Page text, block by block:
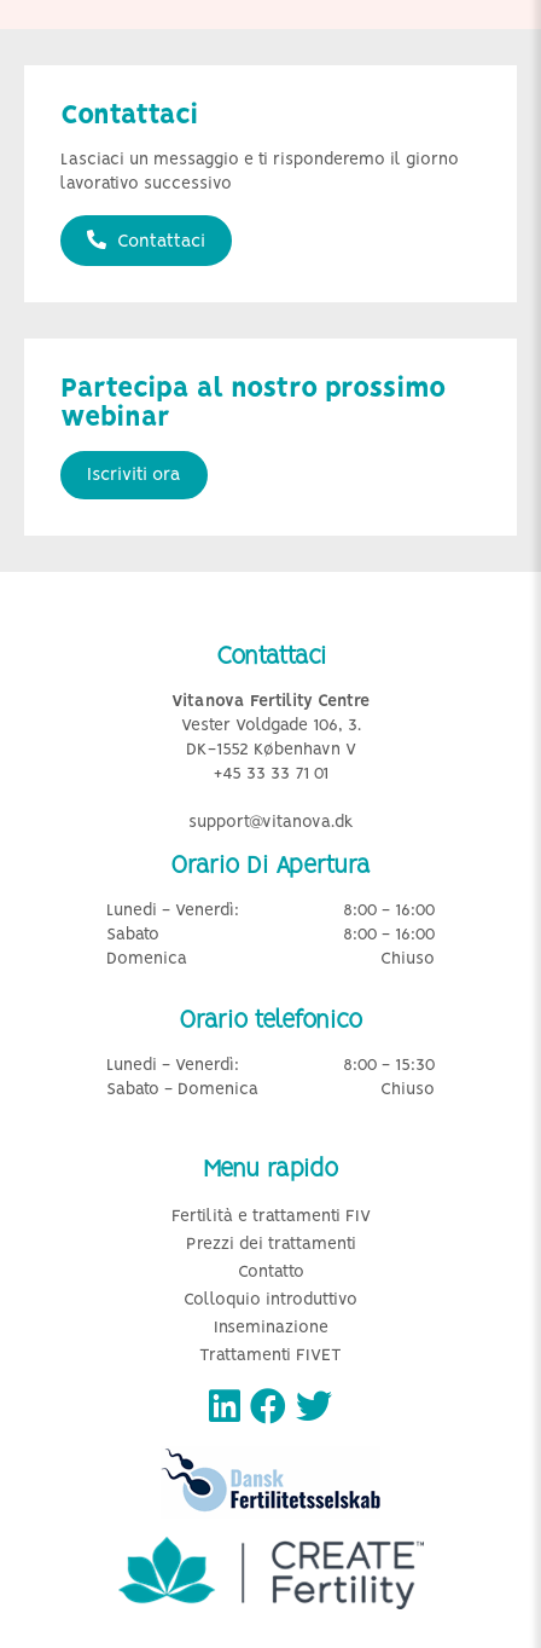
Contattaci
Lasciaci un messaggio e ti risponderemo il giorno
lavorativo successivo
Contattaci
Partecipa al nostro prossimo
webinar
Iscriviti ora
Contattaci
Vitanova Fertility Centre
Vester Voldgade 106, 3.
DK-1552 København V
+45 33 33 71 01
support@vitanova.dk
Orario Di Apertura
Lunedi - Venerdì:
8:00 - 16:00
Sabato
8:00 - 16:00
Domenica
Chiuso
Orario telefonico
Lunedi - Venerdì:
8:00 - 15:30
Sabato - Domenica
Chiuso
Menu rapido
Fertilità e trattamenti FIV
Prezzi dei trattamenti
Contatto
Colloquio introduttivo
Inseminazione
Trattamenti FIVET